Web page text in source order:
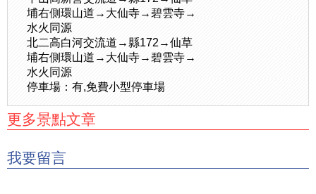
埔右側環山道→大仙寺→碧雲寺→
水火同源
北二高白河交流道→縣172→仙草
埔右側環山道→大仙寺→碧雲寺→
水火同源
停車場：有,免費小型停車場
更多景點文章
我要留言